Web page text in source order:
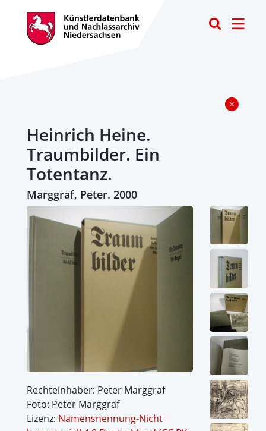
Heinrich Heine.
Traumbilder. Ein
Totentanz.
Marggraf, Peter. 2000
Rechteinhaber: Peter Marggraf
Foto: Peter Marggraf
Lizenz: Namensnennung-Nicht